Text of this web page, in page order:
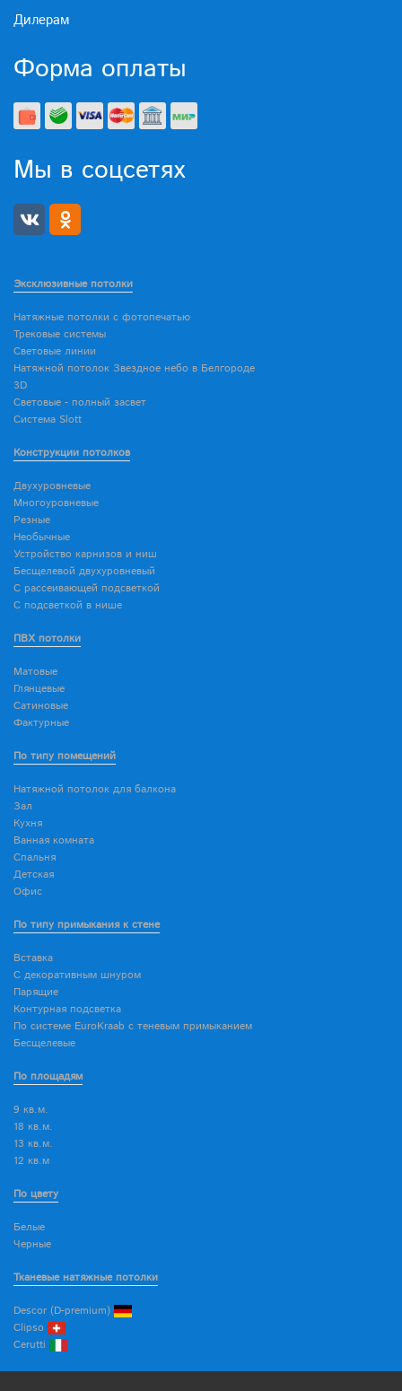
Дилерам
Форма оплаты
Мы в соцсетях
Эксклюзивные потолки
Натяжные потолки с фотопечатью
Трековые системы
Световые линии
Натяжной потолок Звездное небо в Белгороде
3D
Световые - полный засвет
Система Slott
Конструкции потолков
Двухуровневые
Многоуровневые
Резные
Необычные
Устройство карнизов и ниш
Бесщелевой двухуровневый
С рассеивающей подсветкой
С подсветкой в нише
ПВХ потолки
Матовые
Глянцевые
Сатиновые
Фактурные
По типу помещений
Натяжной потолок для балкона
Зал
Кухня
Ванная комната
Спальня
Детская
Офис
По типу примыкания к стене
Вставка
С декоративным шнуром
Парящие
Контурная подсветка
По системе EuroKraab с теневым примыканием
Бесщелевые
По площадям
9 кв.м.
18 кв.м.
13 кв.м.
12 кв.м
По цвету
Белые
Черные
Тканевые натяжные потолки
Descor (D-premium)
Clipso
Cerutti